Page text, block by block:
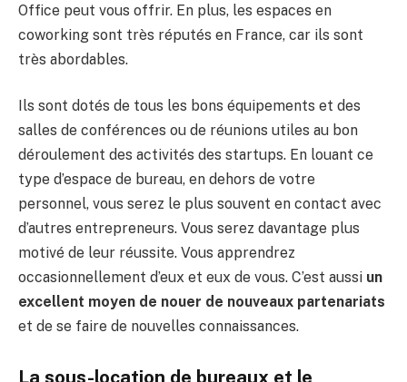
Office peut vous offrir. En plus, les espaces en
coworking sont très réputés en France, car ils sont
très abordables.
Ils sont dotés de tous les bons équipements et des
salles de conférences ou de réunions utiles au bon
déroulement des activités des startups. En louant ce
type d’espace de bureau, en dehors de votre
personnel, vous serez le plus souvent en contact avec
d’autres entrepreneurs. Vous serez davantage plus
motivé de leur réussite. Vous apprendrez
occasionnellement d’eux et eux de vous. C’est aussi un
excellent moyen de nouer de nouveaux partenariats
et de se faire de nouvelles connaissances.
La sous-location de bureaux et le